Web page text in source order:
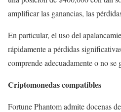
amplificar las ganancias, las
En particular, el uso del
rápidamente a pérdidas
comprende adecuadamente o no se
Criptomonedas compatibles
Fortune Phantom admite docenas